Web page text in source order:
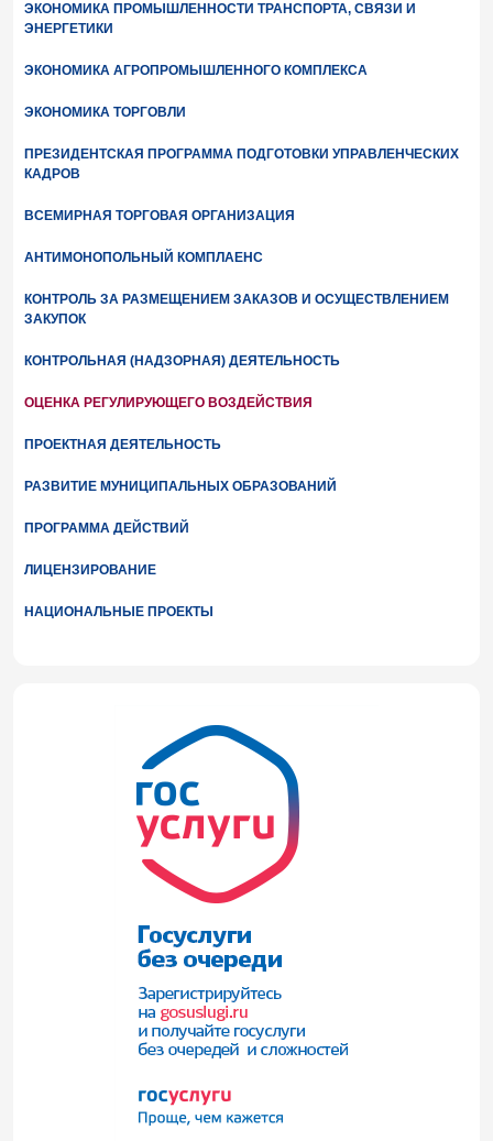
ЭКОНОМИКА ПРОМЫШЛЕННОСТИ ТРАНСПОРТА, СВЯЗИ И
ЭНЕРГЕТИКИ
ЭКОНОМИКА АГРОПРОМЫШЛЕННОГО КОМПЛЕКСА
ЭКОНОМИКА ТОРГОВЛИ
ПРЕЗИДЕНТСКАЯ ПРОГРАММА ПОДГОТОВКИ УПРАВЛЕНЧЕСКИХ
КАДРОВ
ВСЕМИРНАЯ ТОРГОВАЯ ОРГАНИЗАЦИЯ
АНТИМОНОПОЛЬНЫЙ КОМПЛАЕНС
КОНТРОЛЬ ЗА РАЗМЕЩЕНИЕМ ЗАКАЗОВ И ОСУЩЕСТВЛЕНИЕМ
ЗАКУПОК
КОНТРОЛЬНАЯ (НАДЗОРНАЯ) ДЕЯТЕЛЬНОСТЬ
ОЦЕНКА РЕГУЛИРУЮЩЕГО ВОЗДЕЙСТВИЯ
ПРОЕКТНАЯ ДЕЯТЕЛЬНОСТЬ
РАЗВИТИЕ МУНИЦИПАЛЬНЫХ ОБРАЗОВАНИЙ
ПРОГРАММА ДЕЙСТВИЙ
ЛИЦЕНЗИРОВАНИЕ
НАЦИОНАЛЬНЫЕ ПРОЕКТЫ